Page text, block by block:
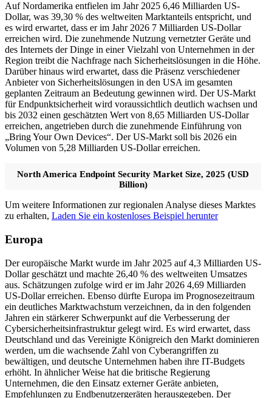
Auf Nordamerika entfielen im Jahr 2025 6,46 Milliarden US-
Dollar, was 39,30 % des weltweiten Marktanteils entspricht, und
es wird erwartet, dass er im Jahr 2026 7 Milliarden US-Dollar
erreichen wird. Die zunehmende Nutzung vernetzter Geräte und
des Internets der Dinge in einer Vielzahl von Unternehmen in der
Region treibt die Nachfrage nach Sicherheitslösungen in die Höhe.
Darüber hinaus wird erwartet, dass die Präsenz verschiedener
Anbieter von Sicherheitslösungen in den USA im gesamten
geplanten Zeitraum an Bedeutung gewinnen wird. Der US-Markt
für Endpunktsicherheit wird voraussichtlich deutlich wachsen und
bis 2032 einen geschätzten Wert von 8,65 Milliarden US-Dollar
erreichen, angetrieben durch die zunehmende Einführung von
„Bring Your Own Devices“. Der US-Markt soll bis 2026 ein
Volumen von 5,28 Milliarden US-Dollar erreichen.
North America Endpoint Security Market Size, 2025 (USD
Billion)
Um weitere Informationen zur regionalen Analyse dieses Marktes
zu erhalten, Laden Sie ein kostenloses Beispiel herunter
Europa
Der europäische Markt wurde im Jahr 2025 auf 4,3 Milliarden US-
Dollar geschätzt und machte 26,40 % des weltweiten Umsatzes
aus. Schätzungen zufolge wird er im Jahr 2026 4,69 Milliarden
US-Dollar erreichen. Ebenso dürfte Europa im Prognosezeitraum
ein deutliches Marktwachstum verzeichnen, da in den folgenden
Jahren ein stärkerer Schwerpunkt auf die Verbesserung der
Cybersicherheitsinfrastruktur gelegt wird. Es wird erwartet, dass
Deutschland und das Vereinigte Königreich den Markt dominieren
werden, um die wachsende Zahl von Cyberangriffen zu
bewältigen, und deutsche Unternehmen haben ihre IT-Budgets
erhöht. In ähnlicher Weise hat die britische Regierung
Unternehmen, die den Einsatz externer Geräte anbieten,
Empfehlungen zu Endbenutzergeräten herausgegeben. Der